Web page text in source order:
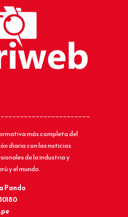
más completa del
diaria con las noticias
de la industria y
y el mundo.
Pando